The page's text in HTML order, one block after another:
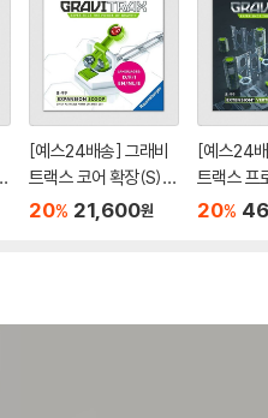
[예스24배송] 그래비
트랙스 코어 확장(S):
스쿠프 / 마블런[8세이
20% 21,600원
[예스24
트랙스 프
버티컬 /
20%